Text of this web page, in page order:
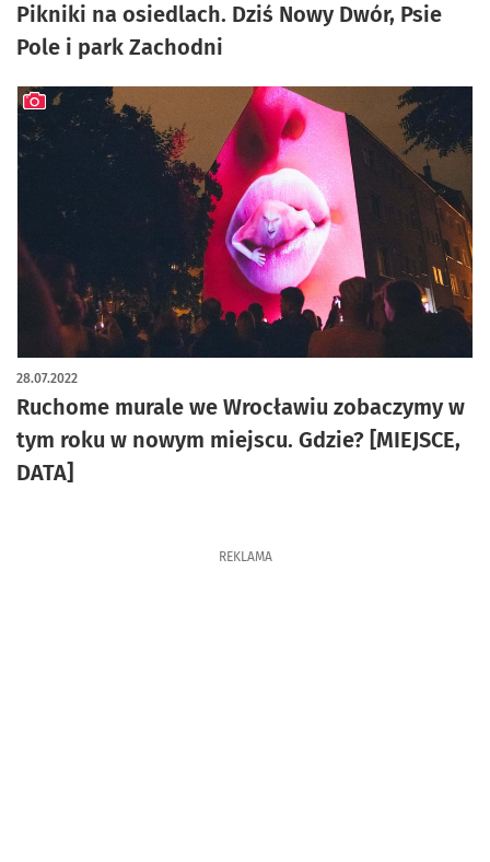
Pikniki na osiedlach. Dziś Nowy Dwór, Psie
Pole i park Zachodni
Ruchome murale we Wrocławiu zobaczymy w
tym roku w nowym miejscu. Gdzie? [MIEJSCE,
DATA]
28.07.2022
artykuł z galerią zdjęć
REKLAMA